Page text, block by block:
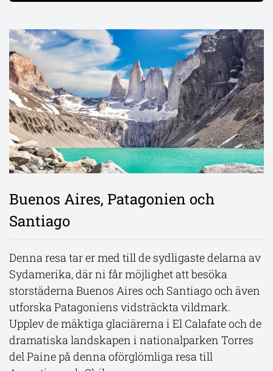
Buenos Aires, Patagonien och
Santiago
Denna resa tar er med till de sydligaste delarna av
Sydamerika, där ni får möjlighet att besöka
storstäderna Buenos Aires och Santiago och även
utforska Patagoniens vidsträckta vildmark.
Upplev de mäktiga glaciärerna i El Calafate och de
dramatiska landskapen i nationalparken Torres
del Paine på denna oförglömliga resa till
Chiles ökenäventyr
Välkomna till världens torraste öken - Atacama!
San Pedro de Atacama är en charmig by i norra
Chile med grusvägar och traditionell andinsk
kultur. Denna resa bjuder på oförglömliga
naturupplevelser, från Valle de la Luna med sina
surrealistiska stenformationer, till de unika
lagunerna och saltöknarna vid geyserfältet "El
Tatio".
Denna resa bjuder på en fascinerande
Ecuadors huvudstad Quito. Ni flyger vidare till
Galápagosöarna för att under flera dagar utforska
den unika och orörda naturen. Därefter väntar
Lima med sina historiska och moderna
kontraster, innan äventyret avslutas i Inkarikets
hjärta med besök i Cusco, Machu Picchu och
möjlighet till en vandring till Regnbågsberget.